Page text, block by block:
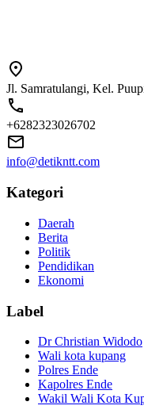
Jl. Samratulangi, Kel.
+6282323026702
info@detikntt.com
Kategori
Daerah
Berita
Politik
Pendidikan
Ekonomi
Label
Dr Christian Widodo
Wali kota kupang
Polres Ende
Kapolres Ende
Wakil Wali Kota